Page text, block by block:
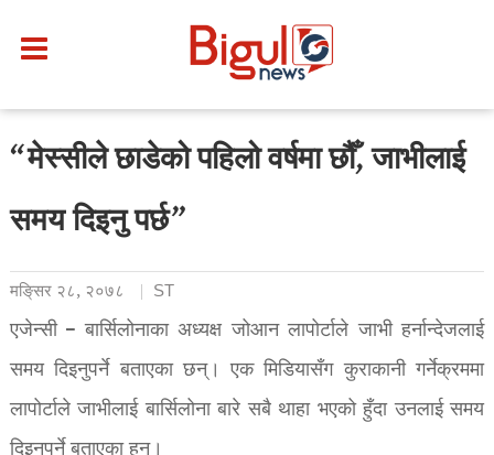
“मेस्सीले छाडेको पहिलो वर्षमा छौँ, जाभीलाई
समय दिइनु पर्छ”
मङि्सर २८, २०७८ ST
एजेन्सी – बार्सिलोनाका अध्यक्ष जोआन लापोर्टाले जाभी हर्नान्देजलाई
समय दिइनुपर्ने बताएका छन्। एक मिडियासँग कुराकानी गर्नेक्रममा
लापोर्टाले जाभीलाई बार्सिलोना बारे सबै थाहा भएको हुँदा उनलाई समय